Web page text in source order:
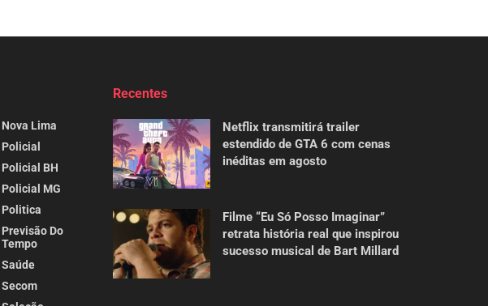
Nova Lima
Policial
Policial BH
Policial MG
Politica
Previsão Do
Tempo
Saúde
Secom
Recentes
Netflix transmitirá trailer
estendido de GTA 6 com cenas
inéditas em agosto
Filme “Eu Só Posso Imaginar”
retrata história real que inspirou
sucesso musical de Bart Millard